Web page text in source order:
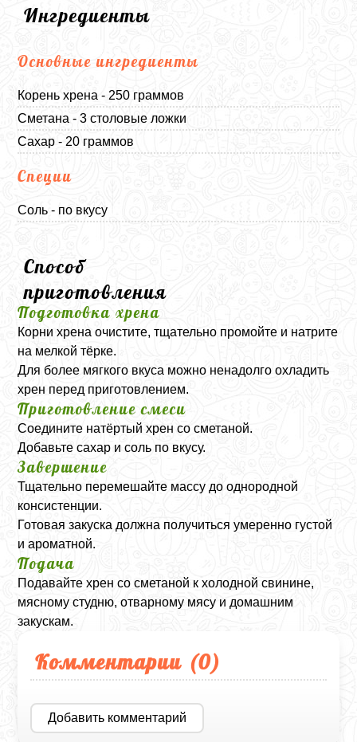
Ингредиенты
Основные ингредиенты
Корень хрена - 250 граммов
Сметана - 3 столовые ложки
Сахар - 20 граммов
Специи
Соль - по вкусу
Способ
приготовления
Подготовка хрена
Корни хрена очистите, тщательно промойте и натрите
на мелкой тёрке.
Для более мягкого вкуса можно ненадолго охладить
хрен перед приготовлением.
Приготовление смеси
Соедините натёртый хрен со сметаной.
Добавьте сахар и соль по вкусу.
Завершение
Тщательно перемешайте массу до однородной
консистенции.
Готовая закуска должна получиться умеренно густой
и ароматной.
Подача
Подавайте хрен со сметаной к холодной свинине,
мясному студню, отварному мясу и домашним
закускам.
Комментарии (0)
Добавить комментарий